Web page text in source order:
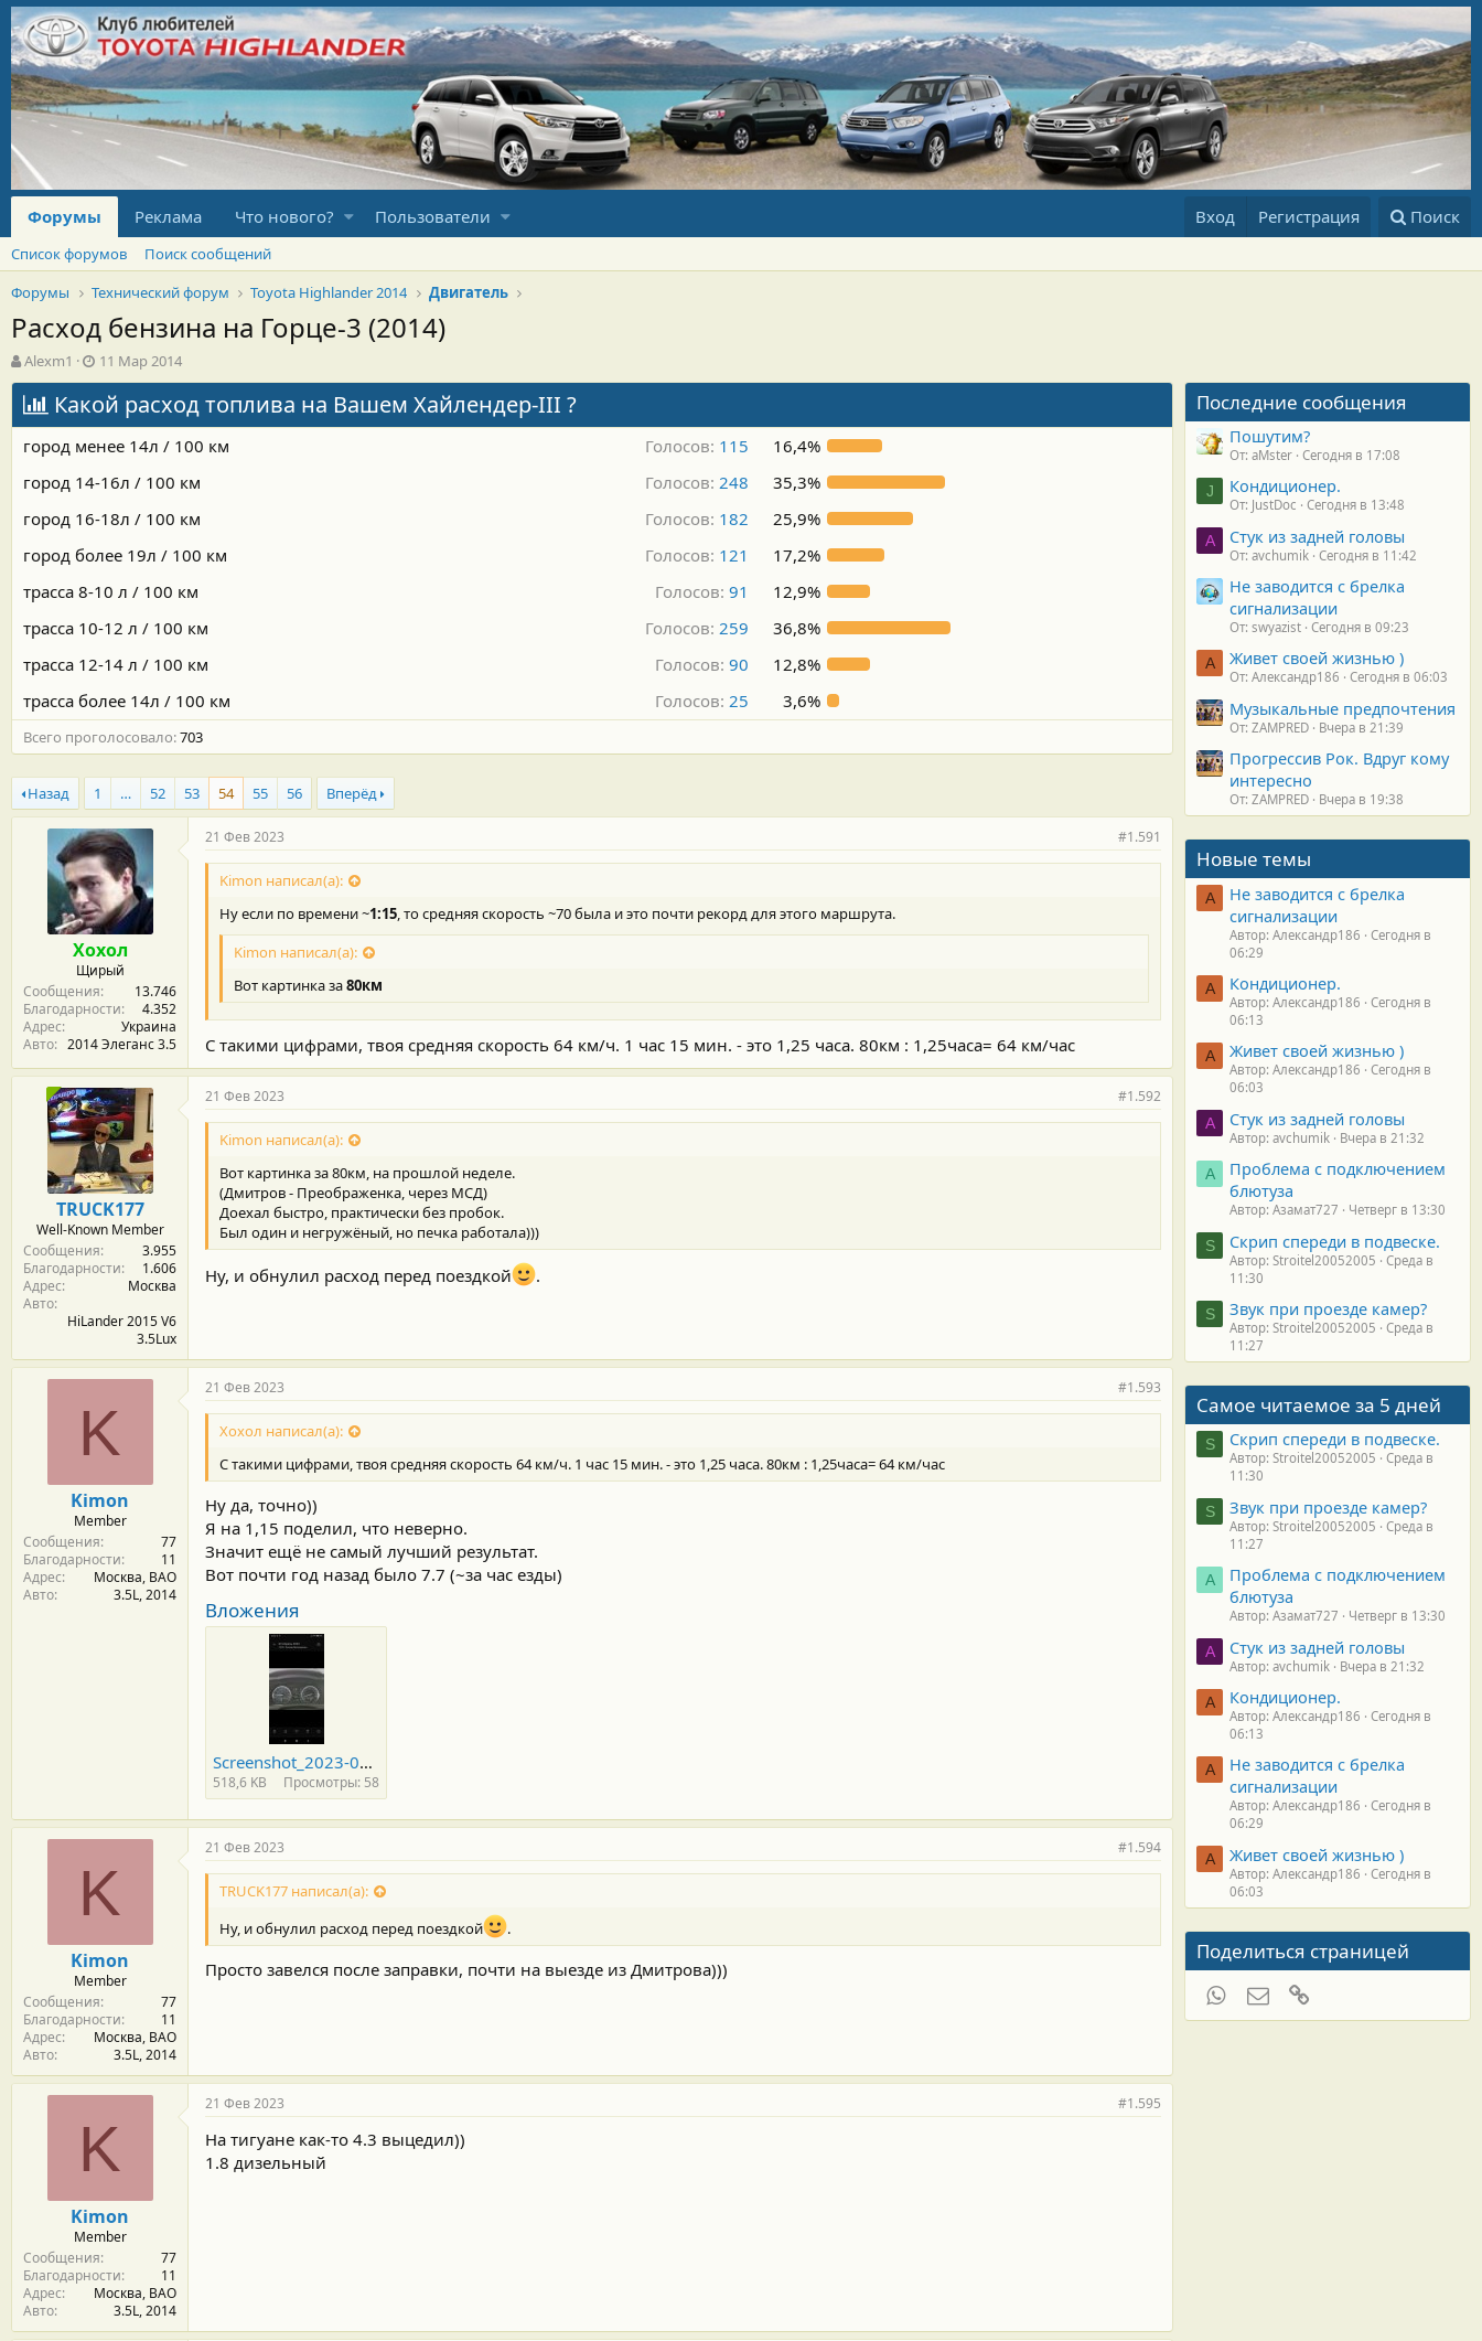
Форумы Реклама Что нового? Пользователи Вход Регистрация Поиск
Список форумов
Поиск сообщений
Форумы
Технический форум Toyota Highlander 2014 Двигатель
Расход бензина на Горце-3 (2014)
А
в
т
о
т
е
ы
Alexm1
Д
а
т
а
а
ч
л
11 Мар 2014
Какой расход топлива на Вашем Хайлендер-III ?
город менее 14л / 100 км Голосов: 115
16,4%
город 14-16л / 100 км
Голосов: 248
35,3%
город 16-18л / 100 км
Голосов: 182
25,9%
город более 19л / 100 км
Голосов: 121
17,2%
трасса 8-10 л / 100 км
Голосов: 91
12,9%
трасса 10-12 л / 100 км
Голосов: 259
36,8%
трасса 12-14 л / 100 км
Голосов: 90
12,8%
трасса более 14л / 100 км
Голосов: 25 3,6%
Всего проголосовало 703
Назад 1 … 52 53 54 55 56 Вперёд
Хохол
Щирый
Сообщения
13.746
Благодарности
4.352
Адрес
Украина
Авто
2014 Элеганс 3.5
21 Фев 2023 #1.591
Kimon написал(а):
Ну если по времени ~1:15, то средняя скорость ~70 была и это почти рекорд для этого маршрута.
Kimon написал(а):
Вот картинка за80км
С такими цифрами, твоя средняя скорость 64 км/ч. 1 час 15 мин. - это 1,25 часа. 80км : 1,25часа= 64 км/час
TRUCK177
Well-Known Member
Сообщения
3.955
Благодарности
1.606
Адрес
Москва
Авто
HiLander 2015 V6
3.5Lux
21 Фев 2023 #1.592
Kimon написал(а):
Вот картинка за 80км, на прошлой неделе.
(Дмитров - Преображенка, через МСД)
Доехал быстро, практически без пробок.
Был один и негружёный, но печка работала)))
Ну, и обнулил расход перед поездкой .
K
Kimon
Member
Сообщения
77
Благодарности
11
Адрес
Москва, ВАО
Авто
3.5L, 2014
21 Фев 2023 #1.593
Хохол написал(а):
С такими цифрами, твоя средняя скорость 64 км/ч. 1 час 15 мин. - это 1,25 часа. 80км : 1,25часа= 64 км/час
Ну да, точно))
Я на 1,15 поделил, что неверно.
Значит ещё не самый лучший результат.
Вот почти год назад было 7.7 (~за час езды)
Вложения
Screenshot_2023-02-21-16-33-42-172_com.miui.gallery.jpg
518,6 KB Просмотры: 58
K
Kimon
Member
Сообщения
77
Благодарности
11
Адрес
Москва, ВАО
Авто
3.5L, 2014
21 Фев 2023 #1.594
TRUCK177 написал(а):
Ну, и обнулил расход перед поездкой
.
Просто завелся после заправки, почти на выезде из Дмитрова)))
K
Kimon
Member
Сообщения
77
Благодарности
11
Адрес
Москва, ВАО
Авто
3.5L, 2014
21 Фев 2023 #1.595
На тигуане как-то 4.3 выцедил))
1.8 дизельный
Последние сообщения
Пошутим?
От: aMster Сегодня в 17:08
J Кондиционер.
От: JustDoc Сегодня в 13:48
A Стук из задней головы
От: avchumik Сегодня в 11:42
Не заводится с брелка
сигнализации
От: swyazist Сегодня в 09:23
А Живет своей жизнью )
От: Александр186 Сегодня в 06:03
Музыкальные предпочтения
От: ZAMPRED Вчера в 21:39
Прогрессив Рок. Вдруг кому
интересно
От: ZAMPRED Вчера в 19:38
Новые темы
А
Не заводится с брелка
сигнализации
Автор: Александр186
Сегодня в
06:29
А Кондиционер.
Автор: Александр186
Сегодня в
06:13
А Живет своей жизнью )
Автор: Александр186
Сегодня в
06:03
A Стук из задней головы
Автор: avchumik Вчера в 21:32
А
Проблема с подключением
блютуза
Автор: Азамат727 Четверг в 13:30
S Скрип спереди в подвеске.
Автор: Stroitel20052005
Среда в
11:30
S Звук при проезде камер?
Автор: Stroitel20052005
Среда в
11:27
Самое читаемое за 5 дней
S Скрип спереди в подвеске.
Автор: Stroitel20052005
Среда в
11:30
S Звук при проезде камер?
Автор: Stroitel20052005
Среда в
11:27
А
Проблема с подключением
блютуза
Автор: Азамат727 Четверг в 13:30
A Стук из задней головы
Автор: avchumik Вчера в 21:32
А Кондиционер.
Автор: Александр186
Сегодня в
06:13
А
Не заводится с брелка
сигнализации
Автор: Александр186
Сегодня в
06:29
А Живет своей жизнью )
Автор: Александр186
Сегодня в
06:03
Поделиться страницей
WhatsAppЭлектронная почта